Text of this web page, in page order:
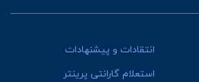
انتقادات و پیشنهادات
استعلام گارانتی پرینتر